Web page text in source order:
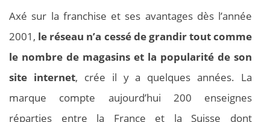
Axé sur la franchise et ses avantages dès l’année
2001, le réseau n’a cessé de grandir tout comme
le nombre de magasins et la popularité de son
site internet, crée il y a quelques années. La
marque compte aujourd’hui 200 enseignes
réparties entre la France et la Suisse dont